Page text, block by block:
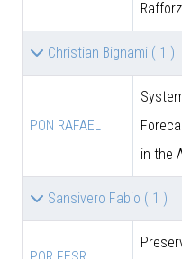
Christian Bignami ( 1 )
PON RAFAEL
in the
Sansivero Fabio ( 1 )